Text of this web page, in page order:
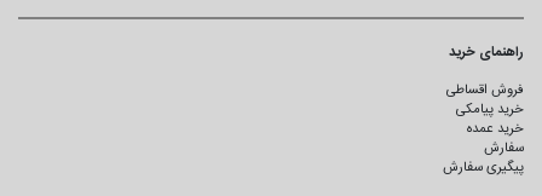
راهنمای خرید
فروش اقساطی
خرید پیامکی
خرید عمده
سفارش
پیگیری سفارش